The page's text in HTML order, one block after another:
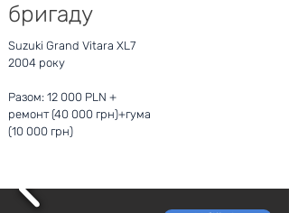
бригаду
Suzuki Grand Vitara XL7
2004 року
Разом: 12 000 PLN +
ремонт (40 000 грн)+гума
(10 000 грн)